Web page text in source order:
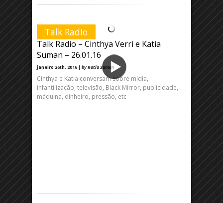
Talk Radio
Talk Radio – Cinthya Verri e Katia
Suman – 26.01.16
janeiro 26th, 2016 | by Katia Suman
Cinthya e Katia conversam sobre mídia,
infantilização, televisão, Black Mirror, publicidade,
máquina, dinheiro, pressão, etc